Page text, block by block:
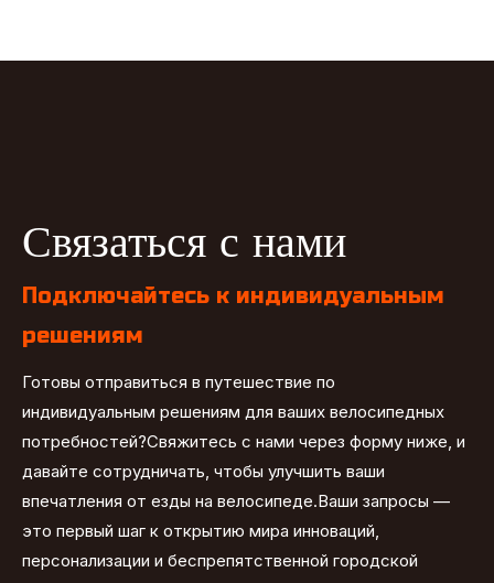
Связаться с нами
Подключайтесь к индивидуальным
решениям
Готовы отправиться в путешествие по
индивидуальным решениям для ваших велосипедных
потребностей?Свяжитесь с нами через форму ниже, и
давайте сотрудничать, чтобы улучшить ваши
впечатления от езды на велосипеде.Ваши запросы —
это первый шаг к открытию мира инноваций,
персонализации и беспрепятственной городской